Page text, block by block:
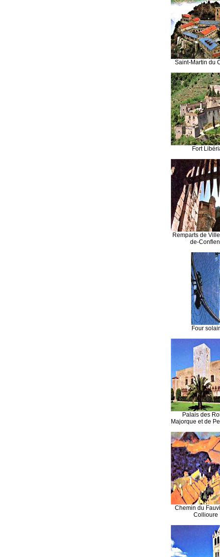
Saint-Martin du
Fort
Remparts de
de-
Four
Palais des
Majorque et de
Chemin du
Collioure